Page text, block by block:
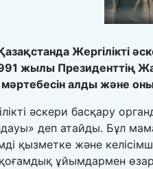
Қазақстанда Жергілікті
жылы Президенттің
мәртебесін алды және
әскери басқару
деп атайды. Бұл
қызметке және
ұйымдармен